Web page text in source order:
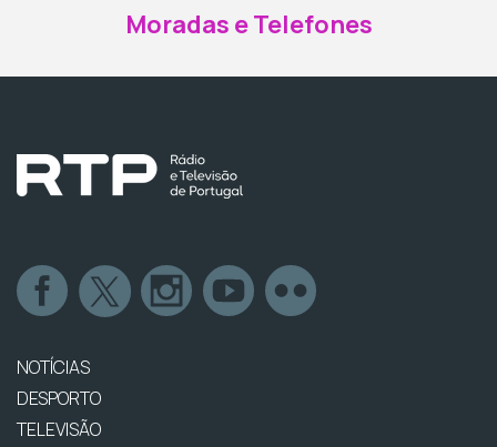
Moradas e Telefones
NOTÍCIAS
DESPORTO
TELEVISÃO